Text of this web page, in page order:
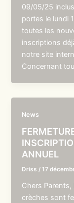
09/05/25
portes le lundi
toutes les
inscriptions
notre site
Concernant
News
ANNUEL
Driss /17
Chers
crèches sont